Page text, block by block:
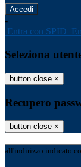
-
Entra con SPID
Seleziona
button close ×
Recupero
button close ×
all'indirizzo indicato